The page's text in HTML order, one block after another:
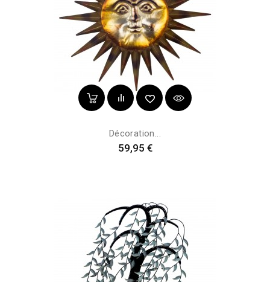
Décoration...
Prix
59,95 €